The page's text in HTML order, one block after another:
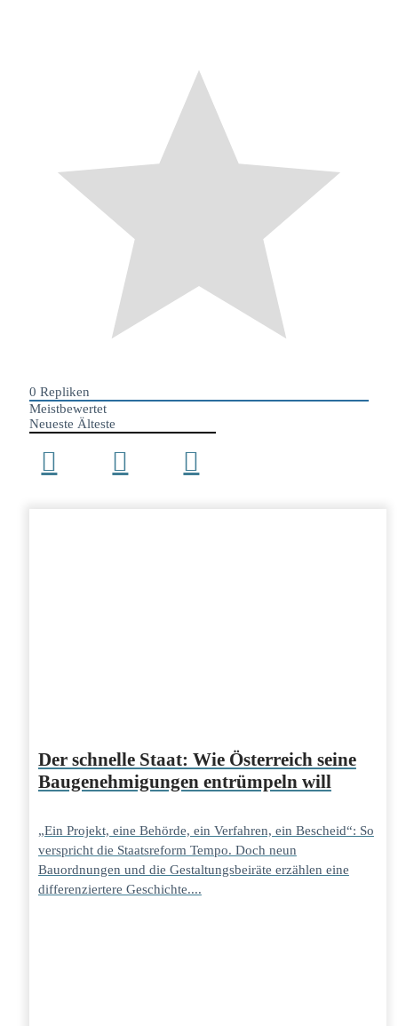
0 Repliken
Meistbewertet
Neueste Älteste
Der schnelle Staat: Wie Österreich seine
Baugenehmigungen entrümpeln will
„Ein Projekt, eine Behörde, ein Verfahren, ein Bescheid“: So
verspricht die Staatsreform Tempo. Doch neun
Bauordnungen und die Gestaltungsbeiräte erzählen eine
differenziertere Geschichte....